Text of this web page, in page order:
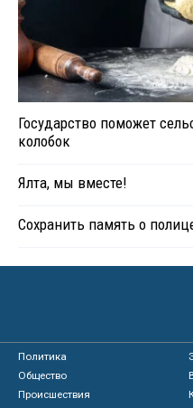
Государство поможет
колобок
Ялта, мы вместе!
Сохранить память о
Политика
Общество
Происшествия